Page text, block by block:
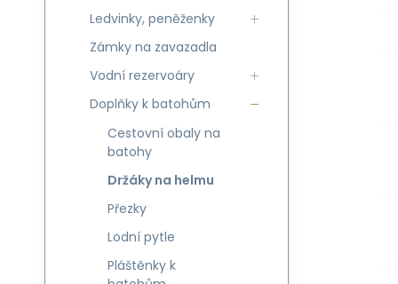
Ledvinky, peněženky
Zámky na zavazadla
Vodní rezervoáry
Doplňky k batohům
Cestovní obaly na
batohy
Držáky na helmu
Přezky
Lodní pytle
Pláštěnky k